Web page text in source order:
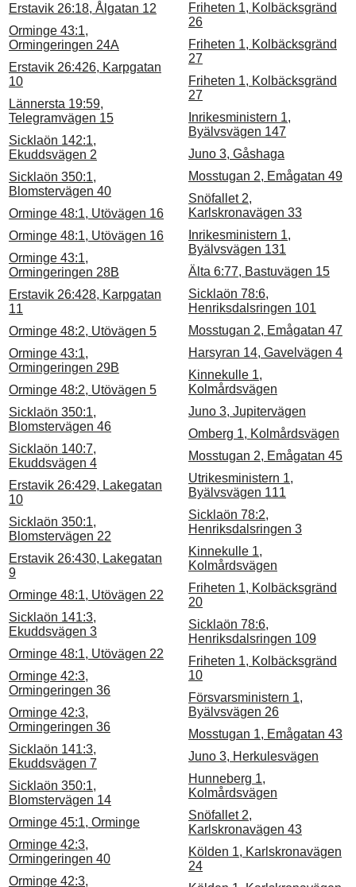
Erstavik 26:18, Ålgatan 12
Orminge 43:1,
Ormingeringen 24A
Erstavik 26:426, Karpgatan
10
Lännersta 19:59,
Telegramvägen 15
Sicklaön 142:1,
Ekuddsvägen 2
Sicklaön 350:1,
Blomstervägen 40
Orminge 48:1, Utövägen 16
Orminge 48:1, Utövägen 16
Orminge 43:1,
Ormingeringen 28B
Erstavik 26:428, Karpgatan
11
Orminge 48:2, Utövägen 5
Orminge 43:1,
Ormingeringen 29B
Orminge 48:2, Utövägen 5
Sicklaön 350:1,
Blomstervägen 46
Sicklaön 140:7,
Ekuddsvägen 4
Erstavik 26:429, Lakegatan
10
Sicklaön 350:1,
Blomstervägen 22
Erstavik 26:430, Lakegatan
9
Orminge 48:1, Utövägen 22
Sicklaön 141:3,
Ekuddsvägen 3
Orminge 48:1, Utövägen 22
Orminge 42:3,
Ormingeringen 36
Orminge 42:3,
Ormingeringen 36
Sicklaön 141:3,
Ekuddsvägen 7
Sicklaön 350:1,
Blomstervägen 14
Orminge 45:1, Orminge
Orminge 42:3,
Ormingeringen 40
Orminge 42:3,
Friheten 1, Kolbäcksgränd
26
Friheten 1, Kolbäcksgränd
27
Friheten 1, Kolbäcksgränd
27
Inrikesministern 1,
Byälvsvägen 147
Juno 3, Gåshaga
Mosstugan 2, Emågatan 49
Snöfallet 2,
Karlskronavägen 33
Inrikesministern 1,
Byälvsvägen 131
Älta 6:77, Bastuvägen 15
Sicklaön 78:6,
Henriksdalsringen 101
Mosstugan 2, Emågatan 47
Harsyran 14, Gavelvägen 4
Kinnekulle 1,
Kolmårdsvägen
Juno 3, Jupitervägen
Omberg 1, Kolmårdsvägen
Mosstugan 2, Emågatan 45
Utrikesministern 1,
Byälvsvägen 111
Sicklaön 78:2,
Henriksdalsringen 3
Kinnekulle 1,
Kolmårdsvägen
Friheten 1, Kolbäcksgränd
20
Sicklaön 78:6,
Henriksdalsringen 109
Friheten 1, Kolbäcksgränd
10
Försvarsministern 1,
Byälvsvägen 26
Mosstugan 1, Emågatan 43
Juno 3, Herkulesvägen
Hunneberg 1,
Kolmårdsvägen
Snöfallet 2,
Karlskronavägen 43
Kölden 1, Karlskronavägen
24